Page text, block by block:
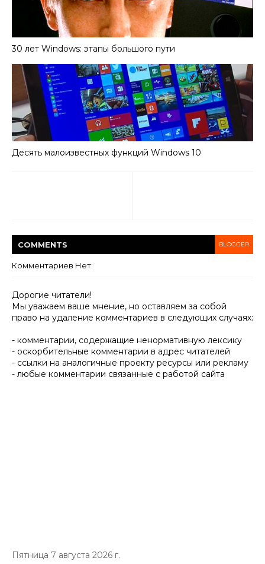
30 лет Windows: этапы большого пути
Десять малоизвестных функций Windows 10
COMMENTS BLOGGER
Комментариев Нет:
Дорогие читатели!
Мы уважаем ваше мнение, но оставляем за собой
право на удаление комментариев в следующих случаях:
- комментарии, содержащие ненормативную лексику
- оскорбительные комментарии в адрес читателей
- ссылки на аналогичные проекту ресурсы или рекламу
- любые комментарии связанные с работой сайта
Пятница 7 августа 2026 г.